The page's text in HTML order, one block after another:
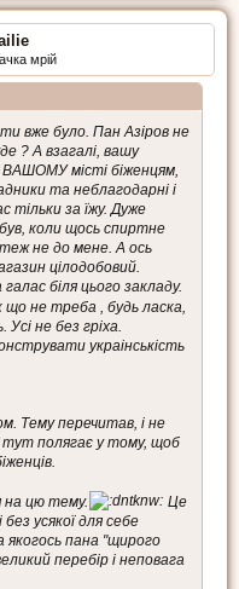
мрій
вже було. Пан Азіров не
? А взагалі, вашу
ВАШОМУ місті біженцям,
та неблагодарні і
за їжу. Дуже
коли щось спиртне
не до мене. А ось
цілодобовий.
біля цього закладу.
що не треба , будь ласка,
не без гріха.
украінськість
Тему перечитав, і не
тут полягає у тому, щоб
на цю тему.
Це
усякої для себе
пана "щирого
перебір і неповага